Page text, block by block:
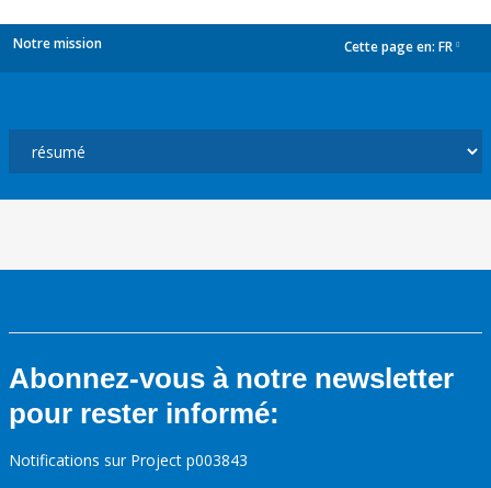
Notre mission Cette page en: FR
Abonnez-vous à notre newsletter
pour rester informé:
Notifications sur Project p003843